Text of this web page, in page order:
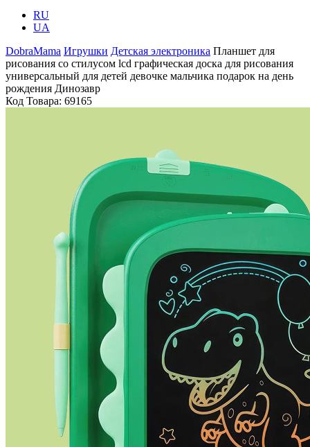
RU
UA
DobraMama Игрушки Детская электроника Планшет для
рисования со стилусом lcd графическая доска для рисования
универсальный для детей девочке мальчика подарок на день
рождения Динозавр
Код Товара: 69165